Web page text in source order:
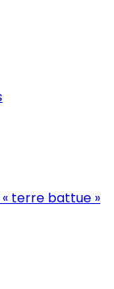
terre battue »